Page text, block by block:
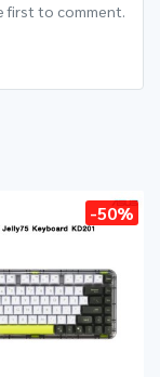
first to comment.
-50%